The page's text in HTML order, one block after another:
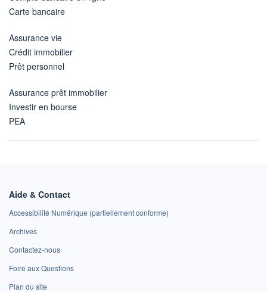
Carte bancaire
Assurance vie
Crédit immobilier
Prêt personnel
Assurance prêt immobilier
Investir en bourse
PEA
Aide & Contact
Accessibilité Numérique (partiellement conforme)
Archives
Contactez-nous
Foire aux Questions
Plan du site